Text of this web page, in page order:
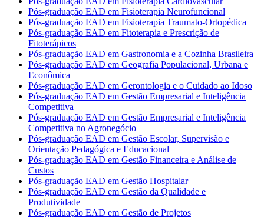
Pós-graduação EAD em Fisioterapia Neurofuncional
Pós-graduação EAD em Fisioterapia Traumato-Ortopédica
Pós-graduação EAD em Fitoterapia e Prescrição de
Fitoterápicos
Pós-graduação EAD em Gastronomia e a Cozinha Brasileira
Pós-graduação EAD em Geografia Populacional, Urbana e
Econômica
Pós-graduação EAD em Gerontologia e o Cuidado ao Idoso
Pós-graduação EAD em Gestão Empresarial e Inteligência
Competitiva
Pós-graduação EAD em Gestão Empresarial e Inteligência
Competitiva no Agronegócio
Pós-graduação EAD em Gestão Escolar, Supervisão e
Orientação Pedagógica e Educacional
Pós-graduação EAD em Gestão Financeira e Análise de
Custos
Pós-graduação EAD em Gestão Hospitalar
Pós-graduação EAD em Gestão da Qualidade e
Produtividade
Pós-graduação EAD em Gestão de Projetos